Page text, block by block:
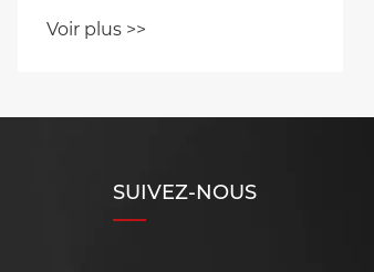
déplacements urbains ?
Voir plus >>
SUIVEZ-NOUS